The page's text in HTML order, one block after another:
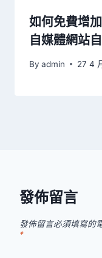
如何免費增
自媒體網站
By admin 27 4
發佈留言
發佈留言必須填寫的
*